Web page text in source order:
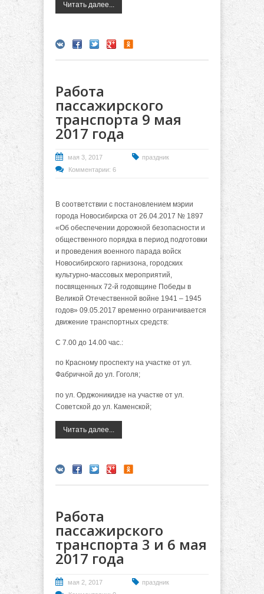
Читать далее...
Работа
пассажирского
транспорта 9 мая
2017 года
мая 3, 2017
праздник
Комментарии: 6
В соответствии с постановлением мэрии
города Новосибирска от 26.04.2017 № 1897
«Об обеспечении дорожной безопасности и
общественного порядка в период подготовки
и проведения военного парада войск
Новосибирского гарнизона, городских
культурно-массовых мероприятий,
посвященных 72-й годовщине Победы в
Великой Отечественной войне 1941 – 1945
годов» 09.05.2017 временно ограничивается
движение транспортных средств:
С 7.00 до 14.00 час.:
по Красному проспекту на участке от ул.
Фабричной до ул. Гоголя;
по ул. Орджоникидзе на участке от ул.
Советской до ул. Каменской;
Читать далее...
Работа
пассажирского
транспорта 3 и 6 мая
2017 года
мая 2, 2017
праздник